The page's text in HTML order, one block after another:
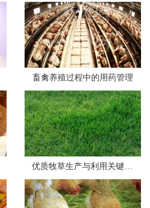
畜禽养殖过程中的用药管理